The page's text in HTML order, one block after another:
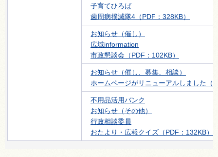
子育てひろば
歯周病撲滅隊4（PDF：328KB）
お知らせ（催し）
広域information
市政懇談会（PDF：102KB）
お知らせ（催し、募集、相談）
ホームページがリニューアルしました（
不用品活用バンク
お知らせ（その他）
行政相談委員
おたより・広報クイズ（PDF：132KB）